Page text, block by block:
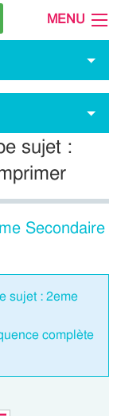
MENU
sujet :
Secondaire
sujet : 2eme
complète